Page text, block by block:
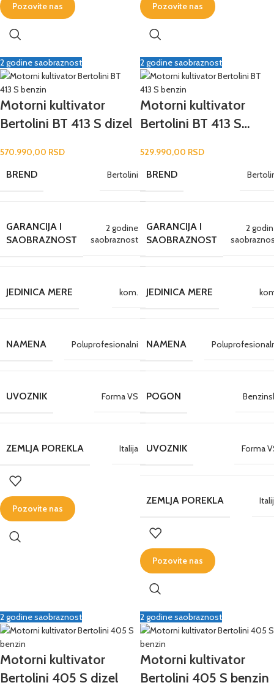
Pozovite nas Pozovite nas
2 godine saobraznost
Motorni kultivator
Bertolini BT 413 S dizel
570.990,00 RSD
BREND Bertolini
GARANCIJA I
SAOBRAZNOST
2 godine
saobraznost
JEDINICA MERE kom.
NAMENA Poluprofesionalni
UVOZNIK Forma VS
ZEMLJA POREKLA Italija
Pozovite nas
2 godine saobraznost
Motorni kultivator
Bertolini BT 413 S
529.990,00 RSD
BREND
GARANCIJA I
SAOBRAZNOST
2
JEDINICA MERE
NAMENA
POGON
UVOZNIK Forma
ZEMLJA POREKLA
Pozovite nas
2 godine saobraznost
Motorni kultivator
Bertolini 405 S dizel
2 godine saobraznost
Motorni kultivator
Bertolini 405 S benzin